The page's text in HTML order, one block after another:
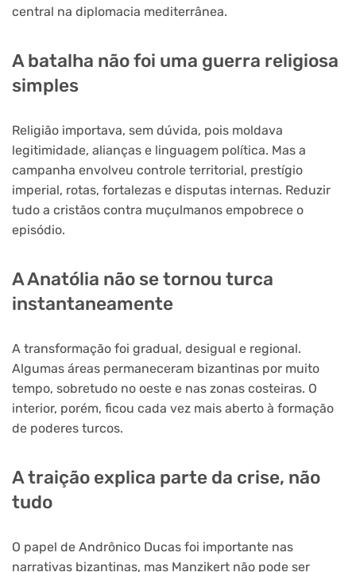
central na diplomacia mediterrânea.
A batalha não foi uma guerra religiosa
simples
Religião importava, sem dúvida, pois moldava
legitimidade, alianças e linguagem política. Mas a
campanha envolveu controle territorial, prestígio
imperial, rotas, fortalezas e disputas internas. Reduzir
tudo a cristãos contra muçulmanos empobrece o
episódio.
A Anatólia não se tornou turca
instantaneamente
A transformação foi gradual, desigual e regional.
Algumas áreas permaneceram bizantinas por muito
tempo, sobretudo no oeste e nas zonas costeiras. O
interior, porém, ficou cada vez mais aberto à formação
de poderes turcos.
A traição explica parte da crise, não
tudo
O papel de Andrônico Ducas foi importante nas
narrativas bizantinas, mas Manzikert não pode ser